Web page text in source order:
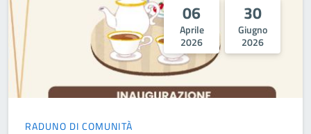
06
Aprile
2026
30
Giugno
2026
RADUNO DI COMUNITÀ